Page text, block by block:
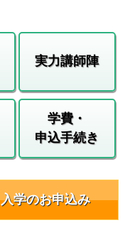
実力講師陣
学費・
申込手続き
入学のお申込み